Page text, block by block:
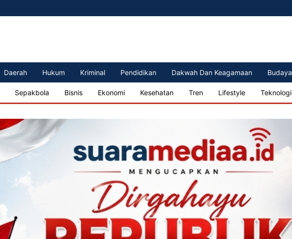
Daerah Hukum Kriminal Pendidikan Dakwah Dan Keagamaan Budaya
Sepakbola Bisnis Ekonomi Kesehatan Tren Lifestyle Teknologi